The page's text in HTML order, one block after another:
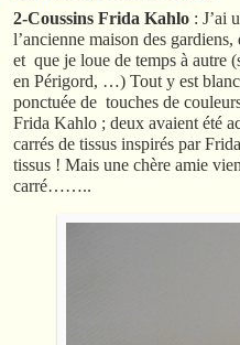
2-Coussins Frida Kahlo : J’ai
l’ancienne maison des
et que je loue de temps à autre
en Périgord, …) Tout y est
ponctuée de touches de
Frida Kahlo ; deux avaient été
carrés de tissus inspirés par
tissus ! Mais une chère amie
carré……..